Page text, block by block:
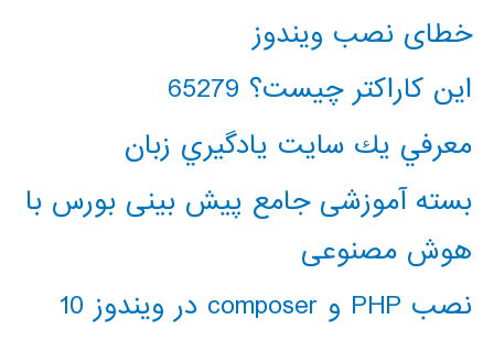
خطای نصب ویندوز
این کاراکتر چیست؟ 65279
معرفي يك سايت يادگيري زبان
بسته آموزشی جامع پیش بینی بورس با
هوش مصنوعی
نصب PHP و composer در ویندوز 10